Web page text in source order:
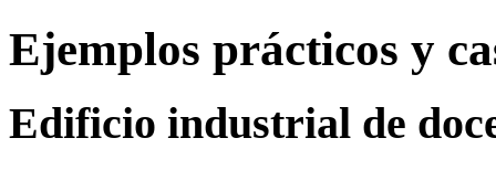
Ejemplos prácticos y
Edificio industrial de